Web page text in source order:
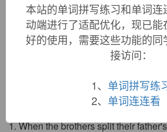
anil (n.)
West Indian shrub, 1580s, from
(seeaniline).
1. When the brothers split their
本站的单词拼写练习和单词
动端进行了适配优化，现已
好的使用，需要这些功能的
接访问：
1、 单词拼写练
2、 单词连连看